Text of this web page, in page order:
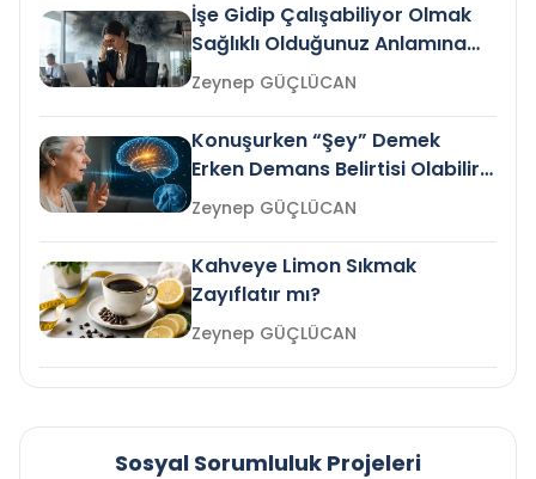
İşe Gidip Çalışabiliyor Olmak
Sağlıklı Olduğunuz Anlamına
Gelir mi?Zeynep GÜÇLÜCAN
Konuşurken “Şey” Demek
Erken Demans Belirtisi Olabilir
mi?
Zeynep GÜÇLÜCAN
Kahveye Limon Sıkmak
Zayıflatır mı?
Zeynep GÜÇLÜCAN
Sosyal Sorumluluk Projeleri